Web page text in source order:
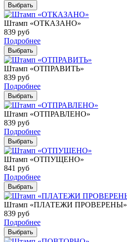
Выбрать
Штамп «ОТКАЗАНО»
839 руб
Подробнее
Выбрать
Штамп «ОТПРАВИТЬ»
839 руб
Подробнее
Выбрать
Штамп «ОТПРАВЛЕНО»
839 руб
Подробнее
Выбрать
Штамп «ОТПУЩЕНО»
841 руб
Подробнее
Выбрать
Штамп «ПЛАТЕЖИ ПРОВЕРЕНЫ»
839 руб
Подробнее
Выбрать